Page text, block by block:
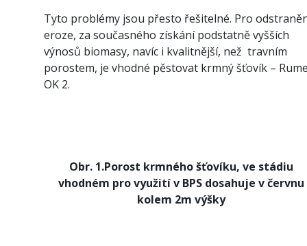
Tyto problémy jsou přesto řešitelné. Pro
eroze, za současného získání podstatně vyšších
výnosů biomasy, navíc i kvalitnější, než travním
porostem, je vhodné pěstovat krmný šťovík –
OK 2.
Obr. 1.Porost krmného šťovíku, ve stádiu
vhodném pro využití v BPS dosahuje v červnu
kolem 2m výšky